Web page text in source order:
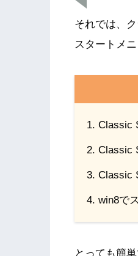
それでは、
スタートメ
Classic
Classic
Classic
win8で
とっても簡